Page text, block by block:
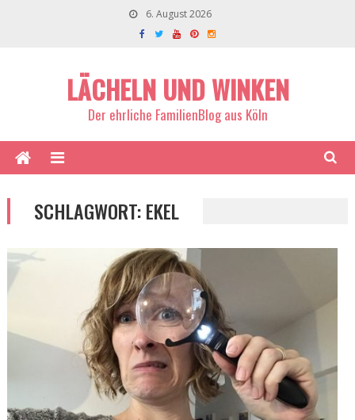
6. August 2026
LÄCHELN UND WINKEN
Der ehrliche FamilienBlog aus Köln
SCHLAGWORT:EKEL